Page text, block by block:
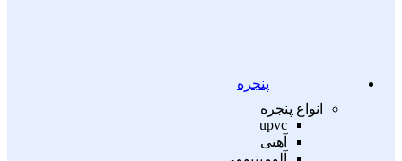
پنجره
انواع پنجره
upvc
آهنی